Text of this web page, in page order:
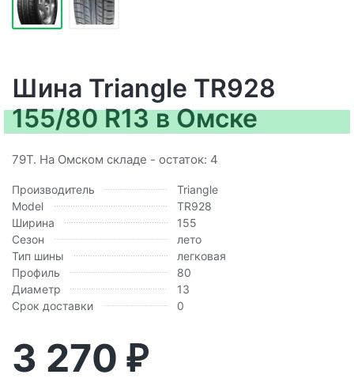
Шина Triangle TR928
155/80 R13 в Омске
79T. На Омском складе - остаток: 4
Производитель
Triangle
Model
TR928
Ширина
155
Сезон
лето
Тип шины
легковая
Профиль
80
Диаметр
13
Срок доставки
0
3 270 ₽